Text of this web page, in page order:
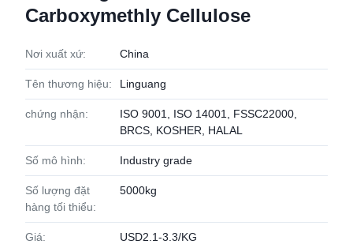
Carboxymethly Cellulose
Nơi xuất xứ: China
Tên thương hiệu: Linguang
chứng nhận:
ISO 9001, ISO 14001, FSSC22000,
BRCS, KOSHER, HALAL
Số mô hình: Industry grade
Số lượng đặt
hàng tối thiểu:
5000kg
Giá: USD2.1-3.3/KG